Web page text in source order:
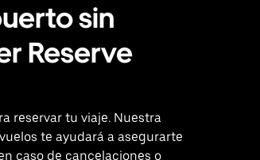
sin
Reserve
reservar tu viaje. Nuestra
te ayudará a asegurarte
caso de cancelaciones o